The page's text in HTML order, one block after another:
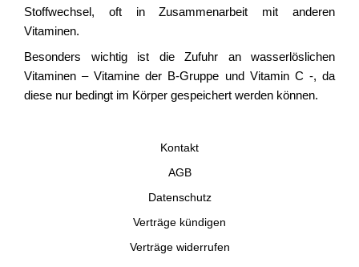
Stoffwechsel, oft in Zusammenarbeit mit anderen
Vitaminen.
Besonders wichtig ist die Zufuhr an wasserlöslichen
Vitaminen – Vitamine der B-Gruppe und Vitamin C -, da
diese nur bedingt im Körper gespeichert werden können.
Kontakt
AGB
Datenschutz
Verträge kündigen
Verträge widerrufen